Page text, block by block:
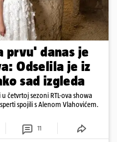
prvu' danas je
Odselila je iz
sad izgleda
četvrtoj sezoni RTL-ova showa
spojili s Alenom Vlahovićem.
11